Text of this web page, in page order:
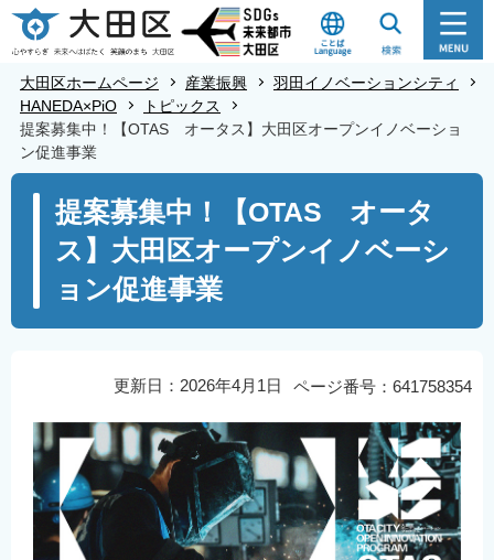
こ
の
大田区ホームページ 産業振興
羽田イノベーションシティ
HANEDA×PiO
トピックス
提案募集中！【OTAS オータス】大田区オープンイノベーショ
ン促進事業
提案募集中！【OTAS オータ
ス】大田区オープンイノベーシ
ョン促進事業
ページ番号：641758354
更新日：2026年4月1日